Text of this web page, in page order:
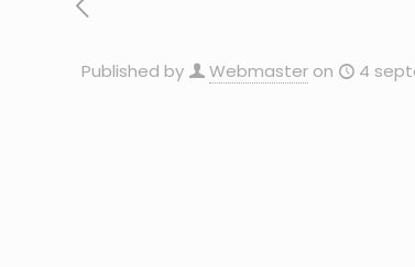
Published by Webmaster on 4